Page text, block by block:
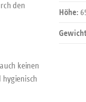
Höhe:
den
keinen